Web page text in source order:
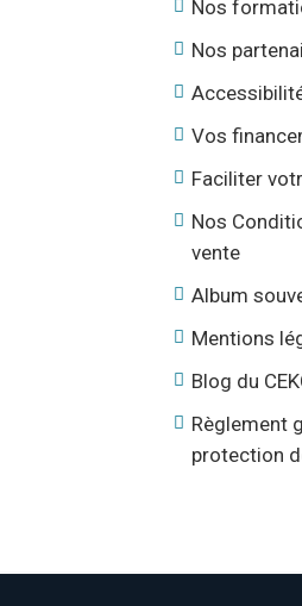
Nos
Nos
Vos
Faciliter
Nos
vente
Album
Mentions
Blog du
Règlement
protection